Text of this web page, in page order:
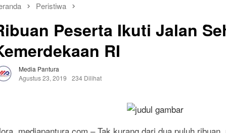
Peristiwa
Peserta Ikuti Jalan
RI
Media Pantura
Agustus 23, 2019
234 Dilihat